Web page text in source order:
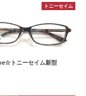
トニーセイム
トニーセイム新型